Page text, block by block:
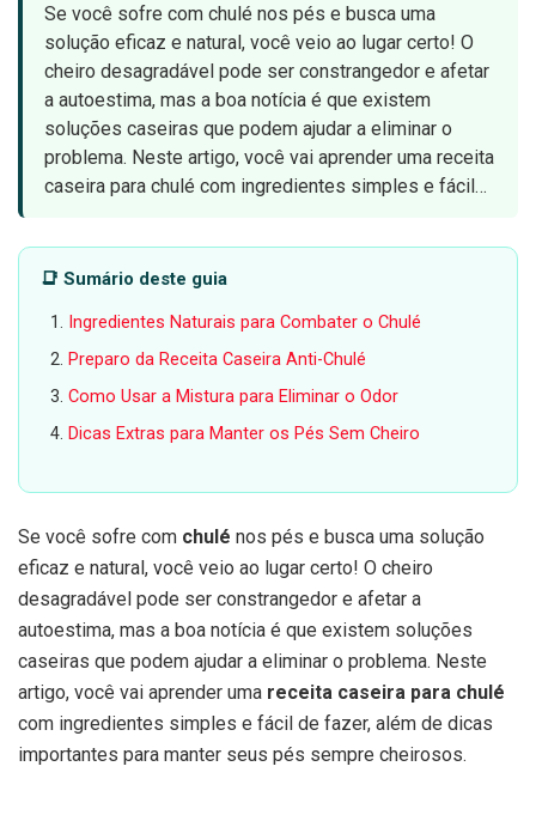
Se você sofre com chulé nos pés e busca uma
solução eficaz e natural, você veio ao lugar certo! O
cheiro desagradável pode ser constrangedor e afetar
a autoestima, mas a boa notícia é que existem
soluções caseiras que podem ajudar a eliminar o
problema. Neste artigo, você vai aprender uma receita
caseira para chulé com ingredientes simples e fácil…
📑 Sumário deste guia
Ingredientes Naturais para Combater o Chulé
Preparo da Receita Caseira Anti-Chulé
Como Usar a Mistura para Eliminar o Odor
Dicas Extras para Manter os Pés Sem Cheiro
Se você sofre com chulé nos pés e busca uma solução
eficaz e natural, você veio ao lugar certo! O cheiro
desagradável pode ser constrangedor e afetar a
autoestima, mas a boa notícia é que existem soluções
caseiras que podem ajudar a eliminar o problema. Neste
artigo, você vai aprender uma receita caseira para chulé
com ingredientes simples e fácil de fazer, além de dicas
importantes para manter seus pés sempre cheirosos.